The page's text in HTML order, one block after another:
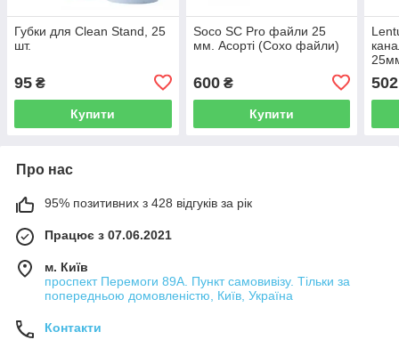
Губки для Clean Stand, 25
шт.
95 ₴
Купити
Soco SC Pro файли 25
мм. Асорті (Сохо файли)
600₴
Купити
502
Про нас
95% позитивних з 428 відгуків за рік
Працює з 07.06.2021
м. Київ
проспект Перемоги 89А. Пункт самовивізу. Тільки за
попередньою домовленістю, Київ, Україна
Контакти